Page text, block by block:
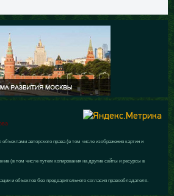
авторского права (в том числе изображения картин и
(в том числе путем копирования на другие сайты и ресурсы в
и объектов без предварительного согласия правообладателя.